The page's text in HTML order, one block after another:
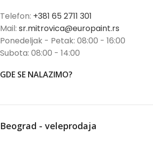
Telefon: +381 65 2711 301
Mail: sr.mitrovica@europaint.rs
Ponedeljak - Petak: 08:00 - 16:00
Subota: 08:00 - 14:00
GDE SE NALAZIMO?
Beograd - veleprodaja